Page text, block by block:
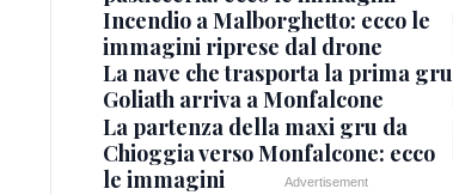
Incendio a Malborghetto: ecco le
immagini riprese dal drone
La nave che trasporta la prima gru
Goliath arriva a Monfalcone
La partenza della maxi gru da
Chioggia verso Monfalcone: ecco
le immagini